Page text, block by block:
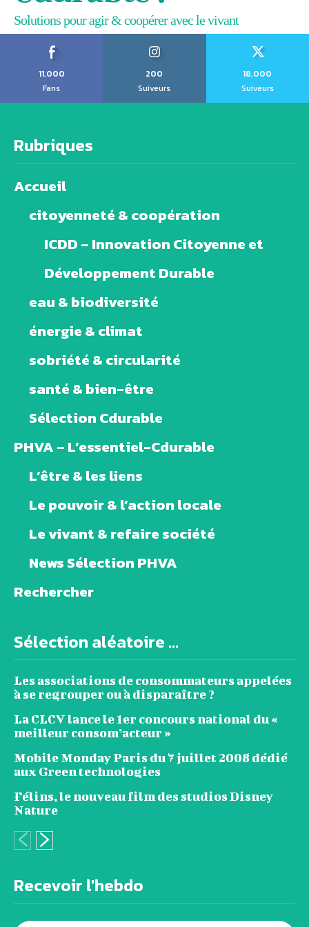
Solutions pour agir & coopérer avec le vivant
11,000
Fans
200
Suiveurs
18,000
Suiveurs
Rubriques
Accueil
citoyenneté & coopération
ICDD – Innovation Citoyenne et
Développement Durable
eau & biodiversité
énergie & climat
sobriété & circularité
santé & bien-être
Sélection Cdurable
PHVA – L’essentiel-Cdurable
L’être & les liens
Le pouvoir & l’action locale
Le vivant & refaire société
News Sélection PHVA
Rechercher
Sélection aléatoire ...
Les associations de consommateurs appelées
à se regrouper ou à disparaître ?
La CLCV lance le 1er concours national du «
meilleur consom’acteur »
Mobile Monday Paris du 7 juillet 2008 dédié
aux Green technologies
Félins, le nouveau film des studios Disney
Nature
Recevoir l'hebdo